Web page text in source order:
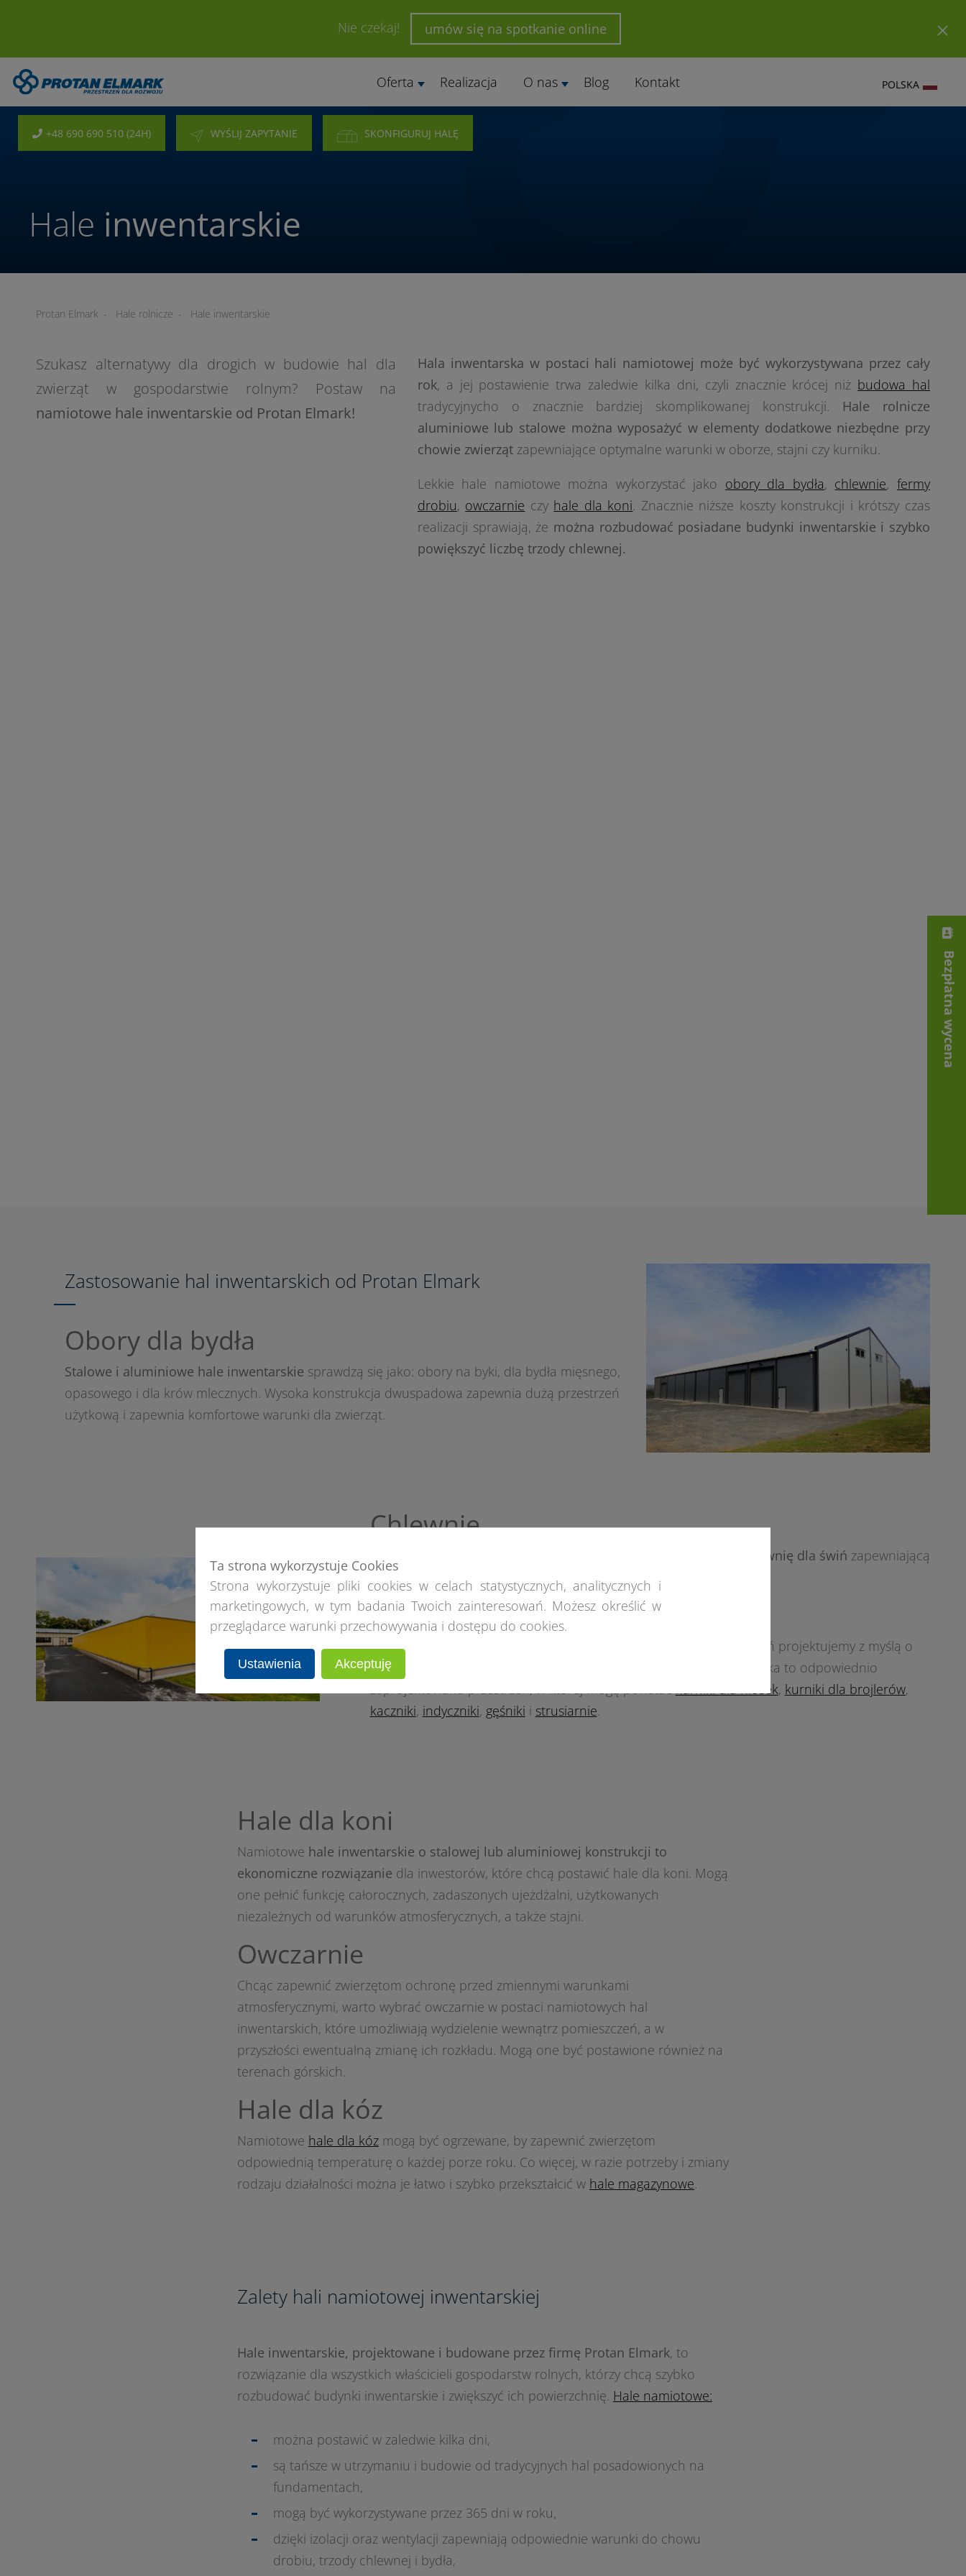
Nie czekaj! umów się na spotkanie online
Oferta Realizacja O nas Blog Kontakt POLSKA
+48 690 690 510 (24H) WYŚLIJ ZAPYTANIE SKONFIGURUJ HALĘ
Hale inwentarskie
Protan Elmark - Hale rolnicze - Hale inwentarskie
Szukasz alternatywy dla drogich w budowie hal dla
zwierząt w gospodarstwie rolnym? Postaw na
namiotowe hale inwentarskie od Protan Elmark!
Hala inwentarska w postaci hali namiotowej może być wykorzystywana przez cały
rok, a jej postawienie trwa zaledwie kilka dni, czyli znacznie krócej niż budowa hal
tradycyjnycho o znacznie bardziej skomplikowanej konstrukcji. Hale rolnicze
aluminiowe lub stalowe można wyposażyć w elementy dodatkowe niezbędne przy
chowie zwierząt zapewniające optymalne warunki w oborze, stajni czy kurniku.
Lekkie hale namiotowe można wykorzystać jako obory dla bydła, chlewnie, fermy
drobiu, owczarnie czy hale dla koni. Znacznie niższe koszty konstrukcji i krótszy czas
realizacji sprawiają, że można rozbudować posiadane budynki inwentarskie i szybko
powiększyć liczbę trzody chlewnej.
Zastosowanie hal inwentarskich od Protan Elmark
Obory dla bydła
Stalowe i aluminiowe hale inwentarskie sprawdzą się jako: obory na byki, dla bydła mięsnego,
opasowego i dla krów mlecznych. Wysoka konstrukcja dwuspadowa zapewnia dużą przestrzeń
użytkową i zapewnia komfortowe warunki dla zwierząt.
Chlewnie
Wykorzystując halę inwentarską, można także zaprojektować chlewnię dla świń zapewniającą
komfort przebywającym w niej zwierzętom.
Fermy drobiu
Również fermy drobiu można stworzyć w hali namiotowej. Przestrzeń projektujemy z myślą o
chowie ściółkowym, klatkowym lub wolnym wybiegu. Hala inwentarska to odpowiednio
zaprojektowana przestrzeń, w której mogą powstaćkurniki dla niosek, kurniki dla brojlerów,
kaczniki, indyczniki, gęśniki i strusiarnie.
Hale dla koni
Namiotowe hale inwentarskie o stalowej lub aluminiowej konstrukcji to
ekonomiczne rozwiązanie dla inwestorów, które chcą postawić hale dla koni. Mogą
one pełnić funkcję całorocznych, zadaszonych ujeżdżalni, użytkowanych
niezależnych od warunków atmosferycznych, a także stajni.
Owczarnie
Chcąc zapewnić zwierzętom ochronę przed zmiennymi warunkami
atmosferycznymi, warto wybrać owczarnie w postaci namiotowych hal
inwentarskich, które umożliwiają wydzielenie wewnątrz pomieszczeń, a w
przyszłości ewentualną zmianę ich rozkładu. Mogą one być postawione również na
terenach górskich.
Hale dla kóz
Namiotowe hale dla kózmogą być ogrzewane, by zapewnić zwierzętom
odpowiednią temperaturę o każdej porze roku. Co więcej, w razie potrzeby i zmiany
rodzaju działalności można je łatwo i szybko przekształcić w hale magazynowe.
Zalety hali namiotowej inwentarskiej
Hale inwentarskie, projektowane i budowane przez firmę Protan Elmark, to
rozwiązanie dla wszystkich właścicieli gospodarstw rolnych, którzy chcą szybko
rozbudować budynki inwentarskie i zwiększyć ich powierzchnię. Hale namiotowe:
można postawić w zaledwie kilka dni,
są tańsze w utrzymaniu i budowie od tradycyjnych hal posadowionych na
fundamentach,
mogą być wykorzystywane przez 365 dni w roku,
dzięki izolacji oraz wentylacji zapewniają odpowiednie warunki do chowu
drobiu, trzody chlewnej i bydła,
Bezpłatna wycena
Ta strona wykorzystuje Cookies
Strona wykorzystuje pliki cookies w celach statystycznych, analitycznych i
marketingowych, w tym badania Twoich zainteresowań. Możesz określić w
przeglądarce warunki przechowywania i dostępu do cookies.
Ustawienia Akceptuję